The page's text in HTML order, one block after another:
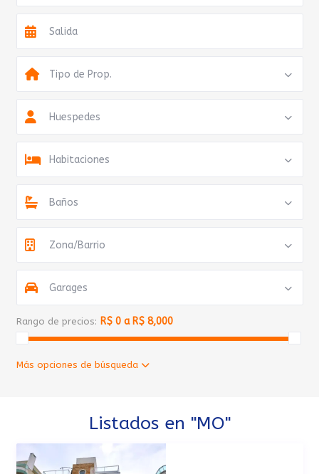
Tipo de Prop.
Huespedes
Habitaciones
Baños
Zona/Barrio
Garages
Rango de precios: R$ 0 a R$ 8,000
Más opciones de búsqueda
Listados en "MO"